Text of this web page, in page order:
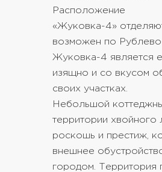
Расположение
«Жуковка-4»
возможен по
Жуковка-4 является
изящно и со вкусом
своих участках.
Небольшой
территории хвойного
роскошь и престиж,
внешнее
городом. Территория